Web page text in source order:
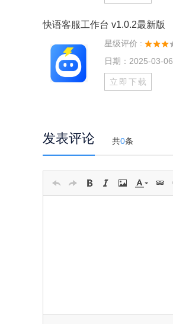
快语客服工作台 v1.0.2最新版
星级评价 :
日期：2025-03-06
立即下载
发表评论 共0条